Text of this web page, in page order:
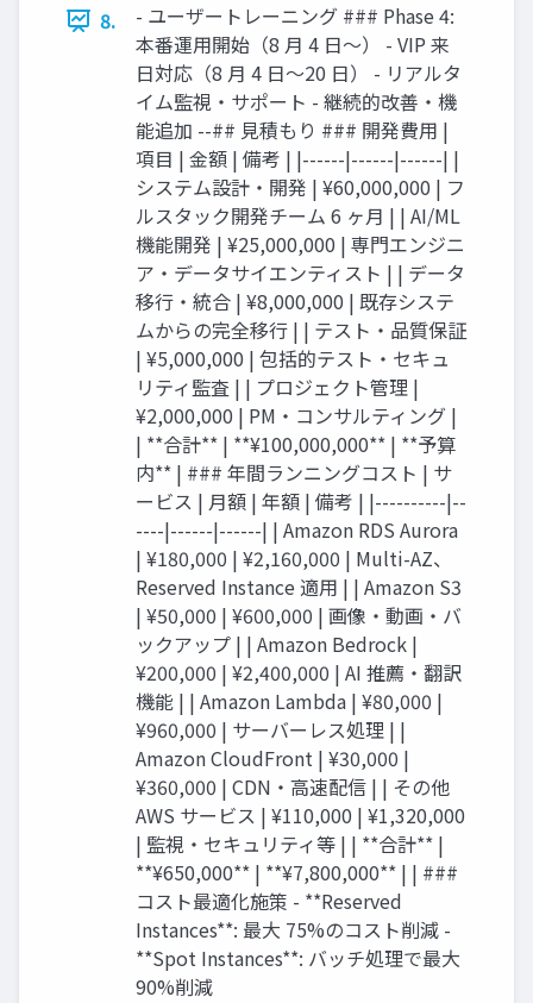
8.
- ユーザートレーニング ### Phase 4:
本番運用開始（8 月 4 日〜） - VIP 来
日対応（8 月 4 日〜20 日） - リアルタ
イム監視・サポート - 継続的改善・機
能追加 --## 見積もり ### 開発費用 |
項目 | 金額 | 備考 | |------|------|------| |
システム設計・開発 | ¥60,000,000 | フ
ルスタック開発チーム 6 ヶ月 | | AI/ML
機能開発 | ¥25,000,000 | 専門エンジニ
ア・データサイエンティスト | | データ
移行・統合 | ¥8,000,000 | 既存システ
ムからの完全移行 | | テスト・品質保証
| ¥5,000,000 | 包括的テスト・セキュ
リティ監査 | | プロジェクト管理 |
¥2,000,000 | PM・コンサルティング |
| **合計** | **¥100,000,000** | **予算
内** | ### 年間ランニングコスト | サ
ービス | 月額 | 年額 | 備考 | |----------|--
----|------|------| | Amazon RDS Aurora
| ¥180,000 | ¥2,160,000 | Multi-AZ、
Reserved Instance 適用 | | Amazon S3
| ¥50,000 | ¥600,000 | 画像・動画・バ
ックアップ | | Amazon Bedrock |
¥200,000 | ¥2,400,000 | AI 推薦・翻訳
機能 | | Amazon Lambda | ¥80,000 |
¥960,000 | サーバーレス処理 | |
Amazon CloudFront | ¥30,000 |
¥360,000 | CDN・高速配信 | | その他
AWS サービス | ¥110,000 | ¥1,320,000
| 監視・セキュリティ等 | | **合計** |
**¥650,000** | **¥7,800,000** | | ###
コスト最適化施策 - **Reserved
Instances**: 最大 75%のコスト削減 -
**Spot Instances**: バッチ処理で最大
90%削減